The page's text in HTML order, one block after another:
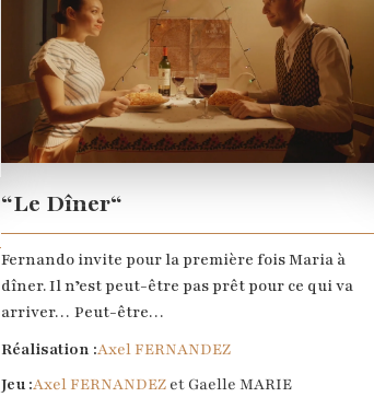
“Le Dîner“
Fernando invite pour la première fois Maria à
dîner. Il n’est peut-être pas prêt pour ce qui va
arriver… Peut-être…
Réalisation :Axel FERNANDEZ
Jeu :Axel FERNANDEZet Gaelle MARIE